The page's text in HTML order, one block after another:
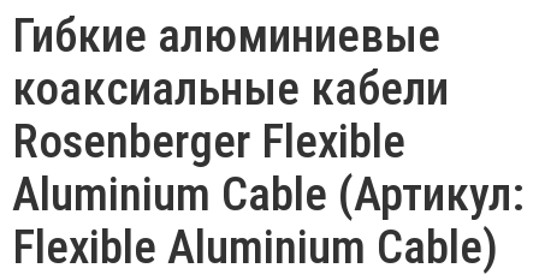
Гибкие алюминиевые
коаксиальные кабели
Rosenberger Flexible
Aluminium Cable (Артикул:
Flexible Aluminium Cable)